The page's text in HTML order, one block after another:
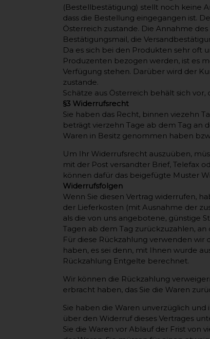
(Bestellbestätigung) stellt noch keine
dass die Bestellung eingegangen ist.
Österreich zustande. Die Annahme
Bestätigungsmail, die
Da es sich bei den Produkten sehr oft
Produzenten bezogen werden, ist es
Verfügung stehen. Darüber wird der
zustande.
Schätze aus Österreich behält sich
§3 Widerrufsrecht
Sie haben das Recht, binnen viezehn
beträgt vierzehn Tage ab dem Tag an
Waren in Besitz genommen haben
Um Ihr Widerrufsrecht auszuüben,
mit der Post versandter Brief, Telefax
können dafür das beigefügte Muster
Widerrufsfolgen
Wenn Sie diesen Vertrag widerrufen,
der Lieferkosten (mit Ausnahme der
als die von uns angebotene, günstige
Tagen ab dem Tag zurückzuzahlen,
Für diese Rückzahlung verwenden wir
haben, es sei denn, mit Ihnen wurde
Rückzahlung Entgelte berechnet.
Wir können die Rückzahlung
erbracht haben, das Sie die Waren
Sie haben die Waren unverzüglich
über den Widerruf dieses Vertrages
Sie die Waren vor Ablauf der Frist von